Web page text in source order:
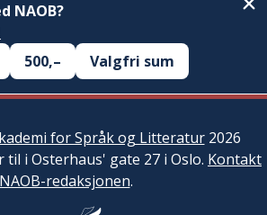
NAOB?
500,– Valgfri sum
for Språk og Litteratur2026
til i Osterhaus' gate 27 i Oslo. Kontakt
NAOB-redaksjonen.